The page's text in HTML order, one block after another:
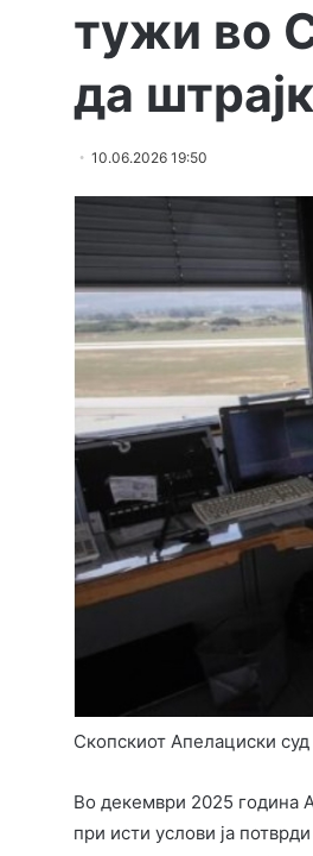
тужи во
да
10.06.2026 19:50
Скопскиот Апелациски
Во декември 2025 година
при исти услови ја